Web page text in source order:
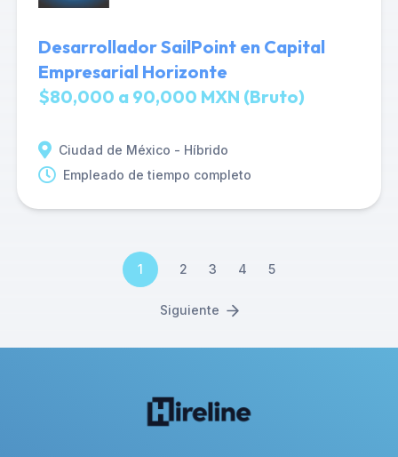
Desarrollador SailPoint en Capital
Empresarial Horizonte
$80,000 a 90,000 MXN (Bruto)
Ciudad de México - Híbrido
Empleado de tiempo completo
1 2 3 4 5
Siguiente